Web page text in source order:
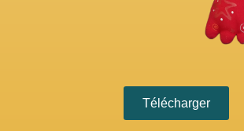
Télécharger